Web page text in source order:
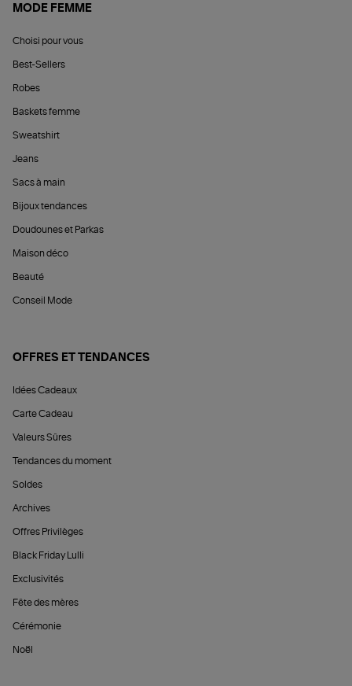
MODE FEMME
Choisi pour vous
Best-Sellers
Robes
Baskets femme
Sweatshirt
Jeans
Sacs à main
Bijoux tendances
Doudounes et Parkas
Maison déco
Beauté
Conseil Mode
OFFRES ET TENDANCES
Idées Cadeaux
Carte Cadeau
Valeurs Sûres
Tendances du moment
Soldes
Archives
Offres Privilèges
Black Friday Lulli
Exclusivités
Fête des mères
Cérémonie
Noël